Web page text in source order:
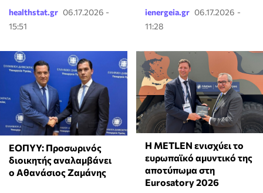
healthstat.gr 06.17.2026 -
15:51
ienergeia.gr 06.17.2026 -
11:28
ΕΟΠΥΥ: Προσωρινός
διοικητής αναλαμβάνει
ο Αθανάσιος Ζαμάνης
Η METLEN ενισχύει το
ευρωπαϊκό αμυντικό της
αποτύπωμα στη
Eurosatory 2026